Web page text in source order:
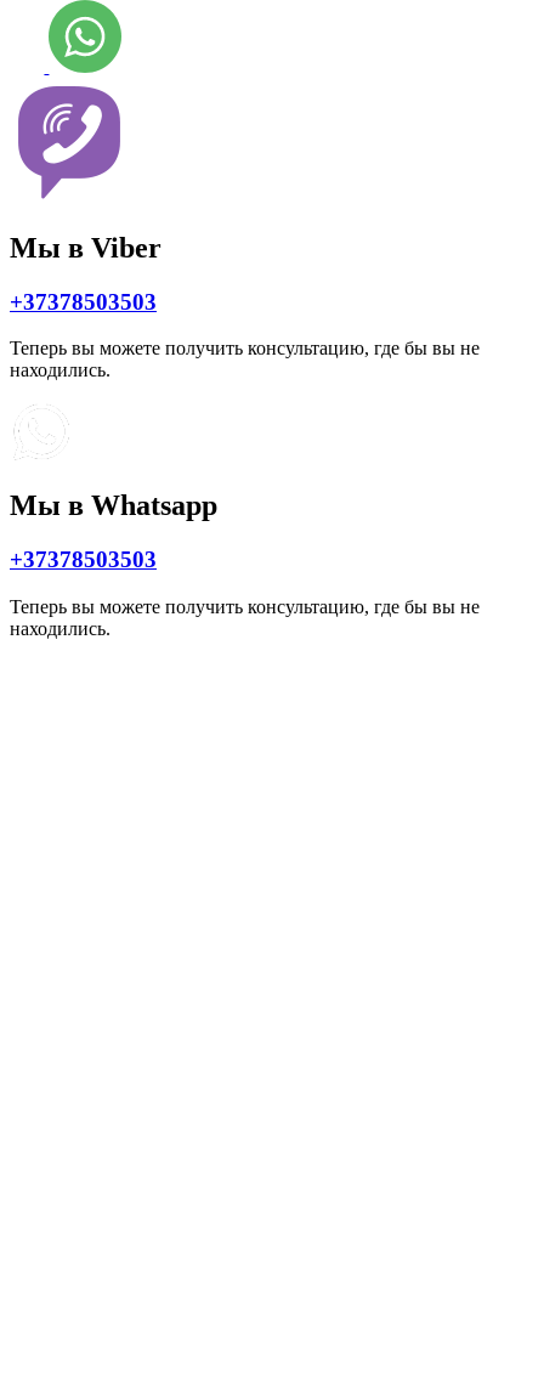
Мы в Viber
+37378503503
Теперь вы можете получить консультацию, где бы вы не
находились.
Мы в Whatsapp
+37378503503
Теперь вы можете получить консультацию, где бы вы не
находились.